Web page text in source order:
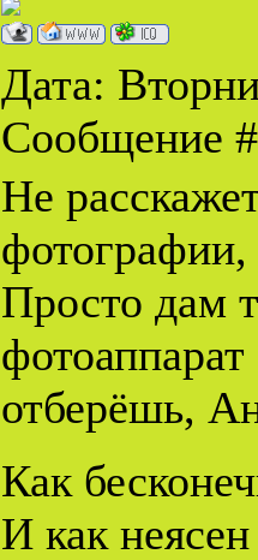
Дата:
Сообщение
Не
фотографии,
Просто дам
отберёшь,
Как
И как